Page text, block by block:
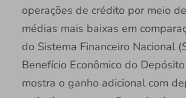
operações de crédito por meio
médias mais baixas em
do Sistema Financeiro Nacional
Benefício Econômico do
mostra o ganho adicional com